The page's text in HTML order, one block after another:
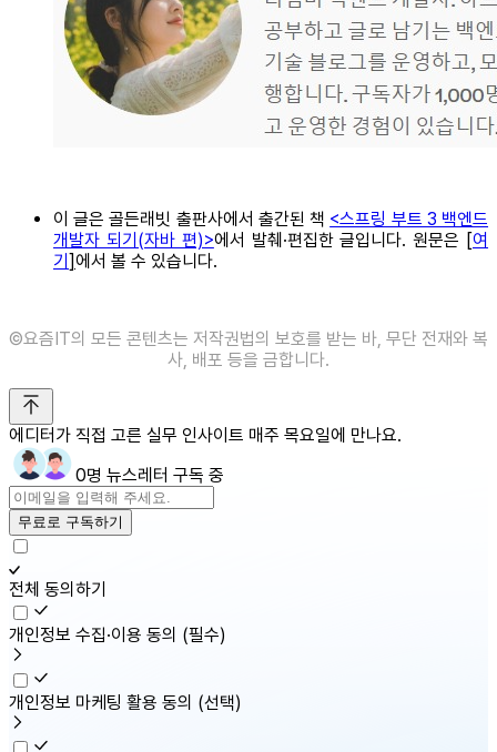
이 글은 골든래빗 출판사에서 출간된 책 <스프링 부트 3 백엔드
개발자 되기(자바 편)>에서 발췌·편집한 글입니다. 원문은 [여
기 ]에서 볼 수 있습니다.
©️요즘IT의 모든 콘텐츠는 저작권법의 보호를 받는 바, 무단 전재와 복
사, 배포 등을 금합니다.
에디터가 직접 고른 실무 인사이트 매주 목요일에 만나요.
0명 뉴스레터 구독 중
무료로 구독하기
전체 동의하기
개인정보 수집·이용 동의 (필수)
개인정보 마케팅 활용 동의 (선택)